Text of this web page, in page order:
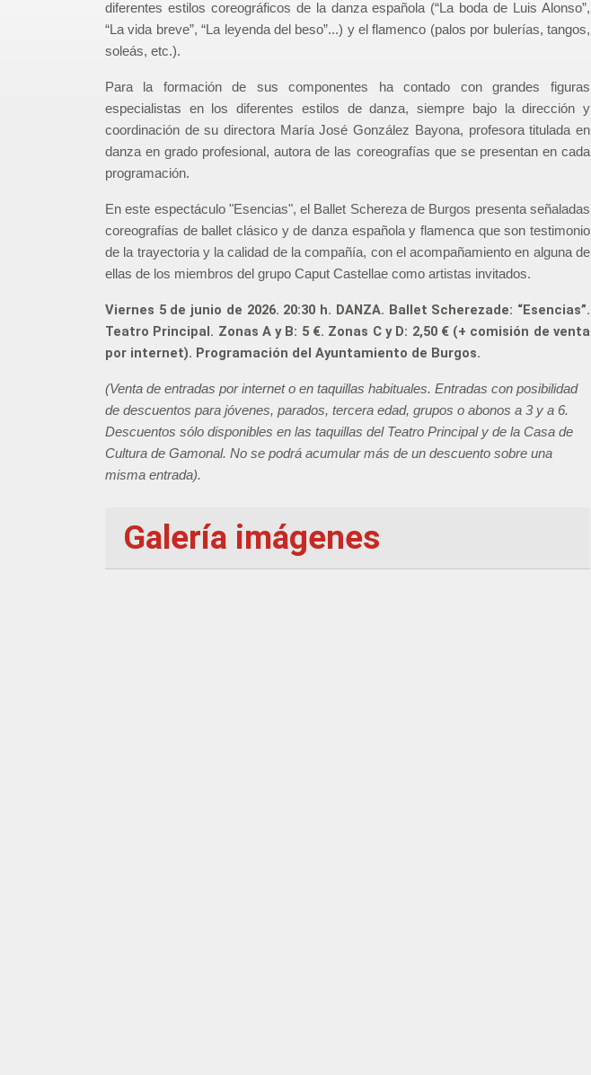
diferentes estilos coreográficos de la danza española (“La boda de Luis Alonso”,
“La vida breve”, “La leyenda del beso”...) y el flamenco (palos por bulerías, tangos,
soleás, etc.).
Para la formación de sus componentes ha contado con grandes figuras
especialistas en los diferentes estilos de danza, siempre bajo la dirección y
coordinación de su directora María José González Bayona, profesora titulada en
danza en grado profesional, autora de las coreografías que se presentan en cada
programación.
En este espectáculo "Esencias", el Ballet Schereza de Burgos presenta señaladas
coreografías de ballet clásico y de danza española y flamenca que son testimonio
de la trayectoria y la calidad de la compañía, con el acompañamiento en alguna de
ellas de los miembros del grupo Caput Castellae como artistas invitados.
Viernes 5 de junio de 2026. 20:30 h. DANZA. Ballet Scherezade: “Esencias”.
Teatro Principal. Zonas A y B: 5 €. Zonas C y D: 2,50 € (+ comisión de venta
por internet). Programación del Ayuntamiento de Burgos.
(Venta de entradas por internet o en taquillas habituales. Entradas con posibilidad
de descuentos para jóvenes, parados, tercera edad, grupos o abonos a 3 y a 6.
Descuentos sólo disponibles en las taquillas del Teatro Principal y de la Casa de
Cultura de Gamonal. No se podrá acumular más de un descuento sobre una
misma entrada).
Galería imágenes